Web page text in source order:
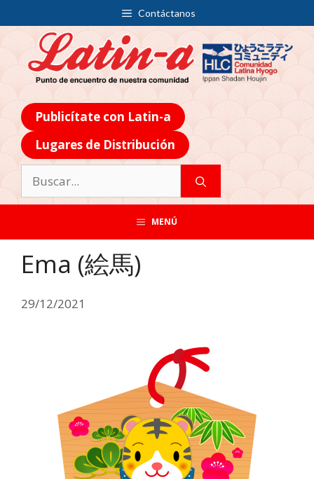
Contáctanos
Publicítate con Latin-a
Lugares de Distribución
MENÚ
Ema (絵馬)
29/12/2021